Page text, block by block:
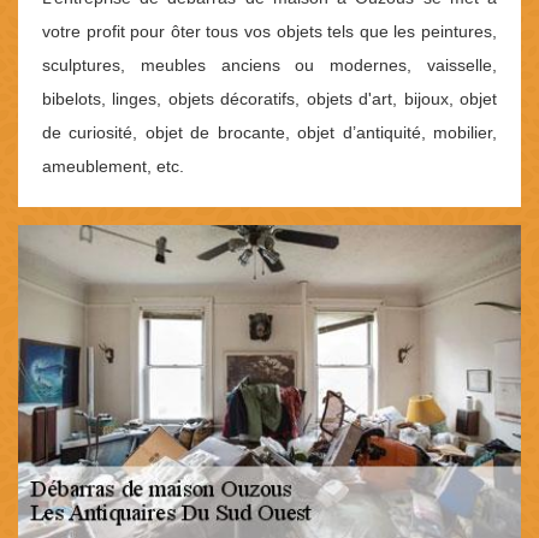
votre profit pour ôter tous vos objets tels que les peintures,
sculptures, meubles anciens ou modernes, vaisselle,
bibelots, linges, objets décoratifs, objets d'art, bijoux, objet
de curiosité, objet de brocante, objet d’antiquité, mobilier,
ameublement, etc.